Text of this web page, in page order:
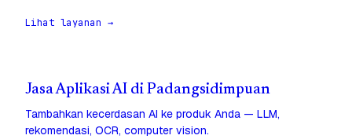
Lihat layanan →
Jasa Aplikasi AI di Padangsidimpuan
Tambahkan kecerdasan AI ke produk Anda — LLM,
rekomendasi, OCR, computer vision.